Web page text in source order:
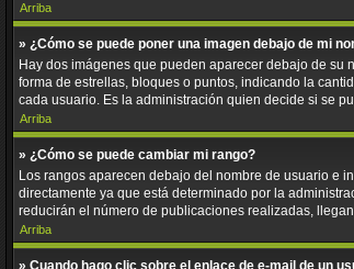
Arriba
» ¿Cómo se puede poner una imagen debajo de mi
Hay dos imágenes que pueden aparecer debajo de
forma de estrellas, bloques o puntos, indicando la
cada usuario. Es la administración quien decide si se
Arriba
» ¿Cómo se puede cambiar mi rango?
Los rangos aparecen debajo del nombre de usuario e
directamente ya que está determinado por la
reducirán el número de publicaciones realizadas,
Arriba
» Cuando hago clic sobre el enlace de e-mail de un